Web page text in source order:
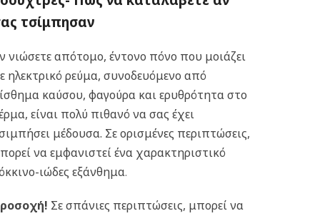
τσίμπησαν
νιώσετε απότομο, έντονο πόνο που μοιάζει
ηλεκτρικό ρεύμα, συνοδευόμενο από
καύσου, φαγούρα και ερυθρότητα στο
είναι πολύ πιθανό να σας έχει
μέδουσα. Σε ορισμένες περιπτώσεις,
να εμφανιστεί ένα χαρακτηριστικό
ιώδες εξάνθημα.
Σε σπάνιες περιπτώσεις, μπορεί να